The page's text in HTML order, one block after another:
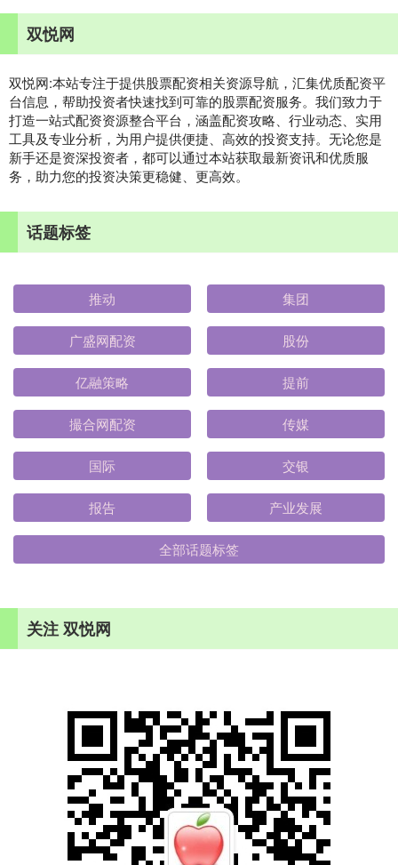
双悦网
双悦网:本站专注于提供股票配资相关资源导航，汇集优质配资平
台信息，帮助投资者快速找到可靠的股票配资服务。我们致力于
打造一站式配资资源整合平台，涵盖配资攻略、行业动态、实用
工具及专业分析，为用户提供便捷、高效的投资支持。无论您是
新手还是资深投资者，都可以通过本站获取最新资讯和优质服
务，助力您的投资决策更稳健、更高效。
话题标签
推动 集团
广盛网配资 股份
亿融策略 提前
撮合网配资 传媒
国际 交银
报告 产业发展
全部话题标签
关注 双悦网